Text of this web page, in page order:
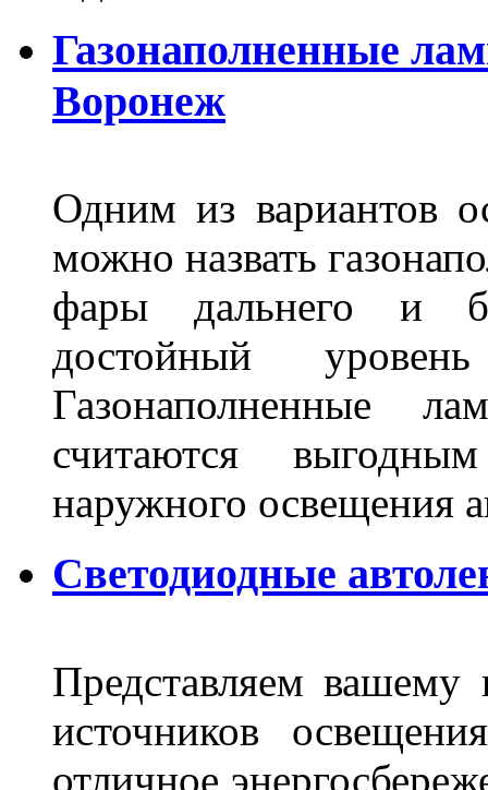
Газонаполненные
Воронеж
Одним из вариантов
можно назвать
фары дальнего и
достойный
Газонаполненные
считаются
наружного освещения
Светодиодные
Представляем
источников
отличное